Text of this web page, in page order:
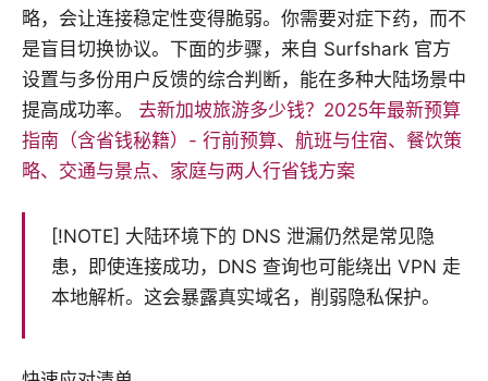
略，会让连接稳定性变得脆弱。你需要对症下药，而不
是盲目切换协议。下面的步骤，来自 Surfshark 官方
设置与多份用户反馈的综合判断，能在多种大陆场景中
提高成功率。 去新加坡旅游多少钱？2025年最新预算
指南（含省钱秘籍）- 行前预算、航班与住宿、餐饮策
略、交通与景点、家庭与两人行省钱方案
[!NOTE] 大陆环境下的 DNS 泄漏仍然是常见隐
患，即使连接成功，DNS 查询也可能绕出 VPN 走
本地解析。这会暴露真实域名，削弱隐私保护。